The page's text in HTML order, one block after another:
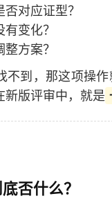
对应证型？
变化？
方案？
不到，那这项操
版评审中，就是
否什么？